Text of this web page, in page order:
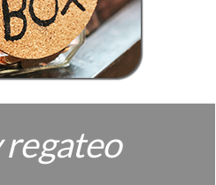
regateo